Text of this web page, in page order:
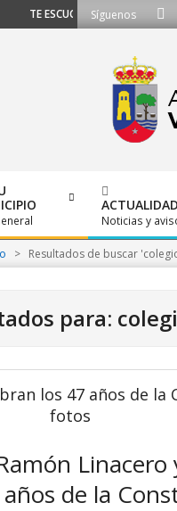
TE ESCUCHAMOS - Llámanos al
Síguenos
ACTUALIDAD
Noticias y
> Resultados de buscar
para:
los 47 años de
fotos
Linacero
de la